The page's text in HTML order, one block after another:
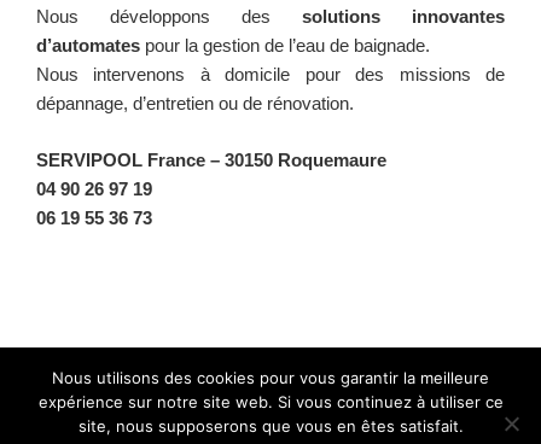
Nous développons des solutions innovantes
d’automates pour la gestion de l’eau de baignade.
Nous intervenons à domicile pour des missions de
dépannage, d’entretien ou de rénovation.
SERVIPOOL France – 30150 Roquemaure
04 90 26 97 19
06 19 55 36 73
Nous utilisons des cookies pour vous garantir la meilleure
expérience sur notre site web. Si vous continuez à utiliser ce
site, nous supposerons que vous en êtes satisfait.